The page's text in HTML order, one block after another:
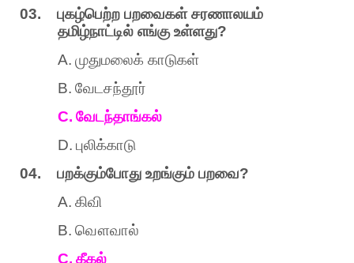
03. புகழ்பெற்ற பறவைகள் சரணாலயம்
தமிழ்நாட்டில் எங்கு உள்ளது?
A. முதுமலைக் காடுகள்
B. வேடசந்தூர்
C. வேடந்தாங்கல்
D. புலிக்காடு
04. பறக்கும்போது உறங்கும் பறவை?
A. கிவி
B. வௌவால்
C. கீகல்